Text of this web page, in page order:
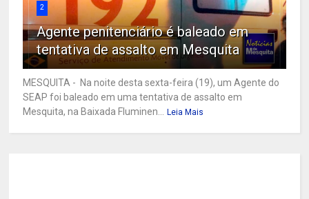
2
Agente penitenciário é baleado em
tentativa de assalto em Mesquita
MESQUITA - Na noite desta sexta-feira (19), um Agente do
SEAP foi baleado em uma tentativa de assalto em
Mesquita, na Baixada Fluminen...
Leia Mais